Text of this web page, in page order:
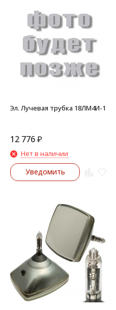
Эл. Лучевая трубка 18ЛМ4И-1
12 776₽
Нет в наличии
Уведомить